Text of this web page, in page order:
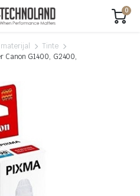
0
Tinte
Canon G1400, G2400,